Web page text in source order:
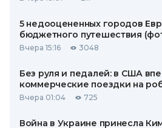
5 недооцененных городов
бюджетного путешествия
Вчера 15:16 3048
Без руля и педалей: в США
коммерческие поездки на
Вчера 01:04 725
Война в Украине принесла